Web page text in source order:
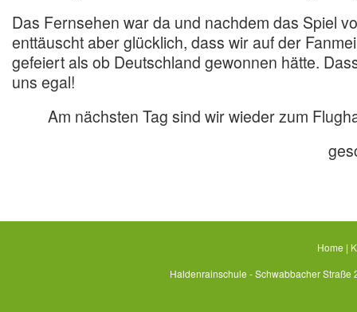
Das Fernsehen war da und nachdem das Spiel
enttäuscht aber glücklich, dass wir auf der
gefeiert als ob Deutschland gewonnen hätte.
uns egal!
Am nächsten Tag sind wir wieder zum
Home |
Haldenrainschule - Schwabbacher Straße